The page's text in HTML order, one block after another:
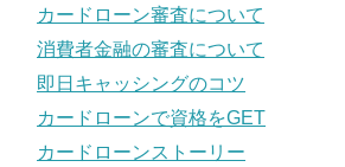
カードローン審査について
消費者金融の審査について
即日キャッシングのコツ
カードローンで資格をGET
カードローンストーリー